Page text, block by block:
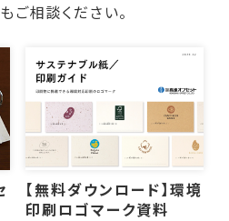
ご相談ください。
【無料ダウンロード】環境
印刷ロゴマーク資料